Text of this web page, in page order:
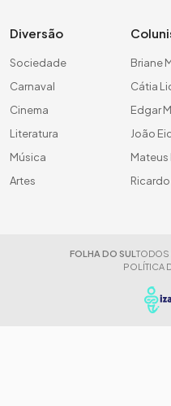
Diversão
Sociedade
Carnaval
Cinema
Literatura
Música
Artes
Briane
Cátia
Edgar
João
Mateus
FOLHA DO SUL TODOS
POLÍTICA